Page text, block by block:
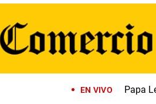
EN VIVO Papa